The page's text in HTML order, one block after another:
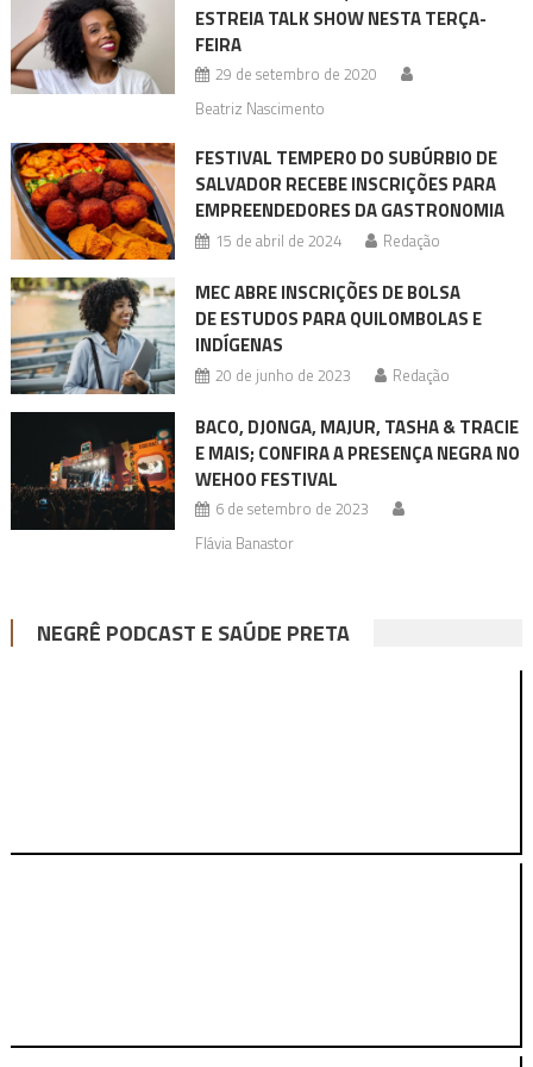
ESTREIA TALK SHOW NESTA TERÇA-
FEIRA
29 de setembro de 2020
Beatriz Nascimento
FESTIVAL TEMPERO DO SUBÚRBIO DE
SALVADOR RECEBE INSCRIÇÕES PARA
EMPREENDEDORES DA GASTRONOMIA
15 de abril de 2024 Redação
MEC ABRE INSCRIÇÕES DE BOLSA
DE ESTUDOS PARA QUILOMBOLAS E
INDÍGENAS
20 de junho de 2023 Redação
BACO, DJONGA, MAJUR, TASHA & TRACIE
E MAIS; CONFIRA A PRESENÇA NEGRA NO
WEHOO FESTIVAL
6 de setembro de 2023
Flávia Banastor
NEGRÊ PODCAST E SAÚDE PRETA